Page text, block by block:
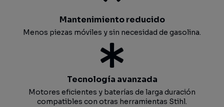
Mantenimiento reducido
Menos piezas móviles y sin necesidad de gasolina.
Tecnología avanzada
Motores eficientes y baterías de larga duración
compatibles con otras herramientas Stihl.